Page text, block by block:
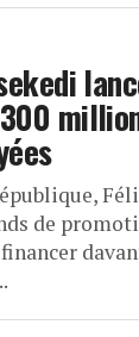
de